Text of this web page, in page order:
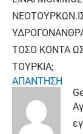
ΤΟΣΟ ΚΟΝΤΑ
ΤΟΥΡΚΙΑ;
ΑΠΑΝΤΗΣΗ